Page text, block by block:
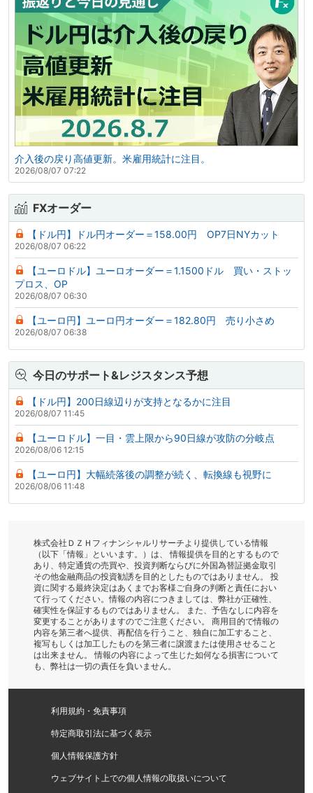
介入後の戻り高値更新。米雇用統計に注目。
2026/08/07 07:22
FXオーダー
【ドル円】ドル円オーダー＝158.00円 OP7日NYカット
2026/08/07 06:22
【ユーロドル】ユーロオーダー＝1.1500ドル 買い・ストッ
プロス、OP
2026/08/07 06:30
【ユーロ円】ユーロ円オーダー＝182.80円 売り小さめ
2026/08/07 06:38
今日のサポート&レジスタンス予想
【ドル円】200日線辺りが支持となるかに注目
2026/08/07 11:45
【ユーロドル】一目・雲上限から90日線が攻防の分岐点
2026/08/06 12:15
【ユーロ円】大幅続落後の調整が続く、転換線も視野に
2026/08/06 11:48
株式会社ＤＺＨフィナンシャルリサーチより提供している情報
（以下「情報」といいます。）は、 情報提供を目的とするもので
あり、特定通貨の売買や、投資判断ならびに外国為替証拠金取引
その他金融商品の投資勧誘を目的としたものではありません。 投
資に関する最終決定はあくまでお客様ご自身の判断と責任におい
て行ってください。情報の内容につきましては、弊社が正確性、
確実性を保証するものではありません。 また、予告なしに内容を
変更することがありますのでご注意ください。 商用目的で情報の
内容を第三者へ提供、再配信を行うこと、独自に加工すること、
複写もしくは加工したものを第三者に譲渡または使用させること
は出来ません。 情報の内容によって生じた如何なる損害について
も、弊社は一切の責任を負いません。
利用規約・免責事項
特定商取引法に基づく表示
個人情報保護方針
ウェブサイト上での個人情報の取扱いについて